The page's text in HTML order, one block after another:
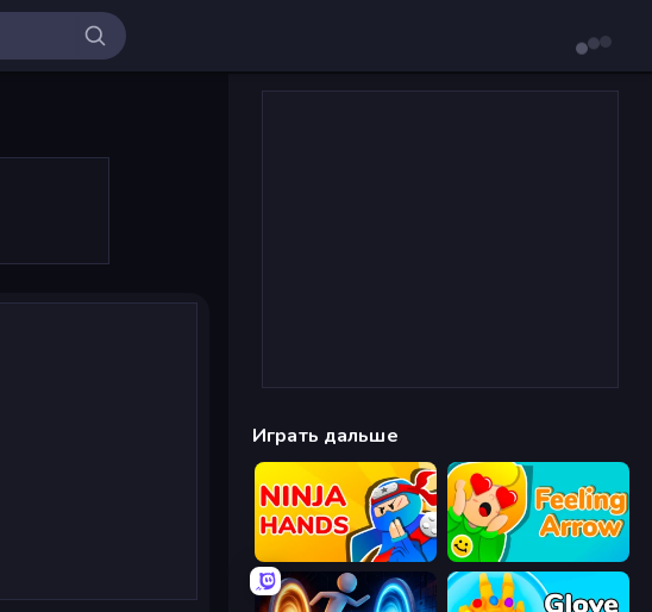
Играть дальше
Ninja Hands Feeling Arrow